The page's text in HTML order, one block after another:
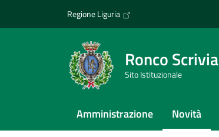
Regione Liguria
Ronco Scrivia
Sito Istituzionale
Amministrazione Novità